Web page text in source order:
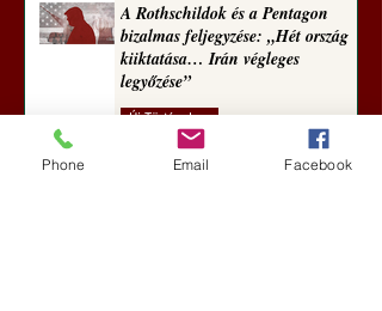
A Rothschildok és a Pentagon
bizalmas feljegyzése: „Hét ország
kiiktatása… Irán végleges
legyőzése”
Új Történelem
5 nappal ezelőtt
Phone Email Facebook